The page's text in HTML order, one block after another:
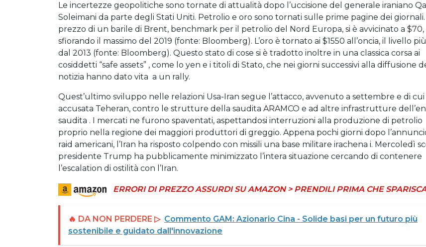
Le incertezze geopolitiche sono tornate di attualità dopo l’uccisione del generale iraniano
Soleimani da parte degli Stati Uniti. Petrolio e oro sono tornati sulle prime pagine dei giornali.
prezzo di un barile di Brent, benchmark per il petrolio del Nord Europa, si è avvicinato a $70,
sfiorando il massimo del 2019 (fonte: Bloomberg). L’oro è tornato ai $1550 all’oncia, il livello
dal 2013 (fonte: Bloomberg). Questo stato di cose si è tradotto inoltre in una classica corsa ai
cosiddetti “safe assets” , come lo yen e i titoli di Stato, che nei giorni successivi alla diffusione
notizia hanno dato vita a un rally.
Quest’ultimo sviluppo nelle relazioni Usa-Iran segue l’attacco, avvenuto a settembre e di cui
accusata Teheran, contro le strutture della saudita ARAMCO e ad altre infrastrutture
saudita . I mercati ne furono spaventati, aspettandosi interruzioni alla produzione di petrolio
proprio nella regione dei maggiori produttori di greggio. Appena pochi giorni dopo
raid americani, l’Iran ha risposto colpendo con missili una base militare irachena i. Mercoledì
presidente Trump ha pubblicamente minimizzato l’intera situazione cercando di contenere
l’escalation di ostilità con l’Iran.
ERRORI DI PREZZO ASSURDI SU AMAZON > PRENDILI PRIMA CHE
🔥 DA NON PERDERE ▷ Commento GAM: Azionario Cina - Solide basi per un futuro più
sostenibile e guidato dall'innovazione